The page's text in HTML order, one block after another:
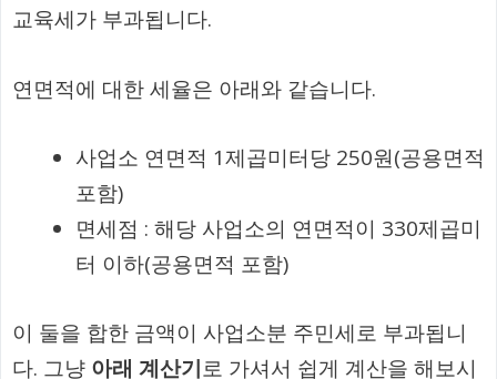
교육세가 부과됩니다.
연면적에 대한 세율은 아래와 같습니다.
사업소 연면적 1제곱미터당 250원(공용면적
포함)
면세점 : 해당 사업소의 연면적이 330제곱미
터 이하(공용면적 포함)
이 둘을 합한 금액이 사업소분 주민세로 부과됩니
다. 그냥 아래 계산기로 가셔서 쉽게 계산을 해보시